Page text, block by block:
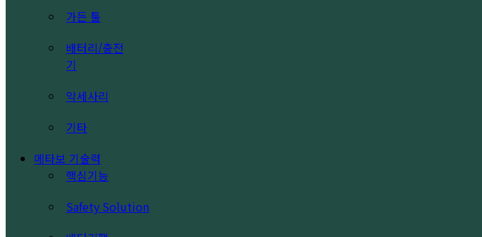
가든 툴
배터리/충전
기
악세사리
기타
메타보 기술력
핵심기능
Safety Solution